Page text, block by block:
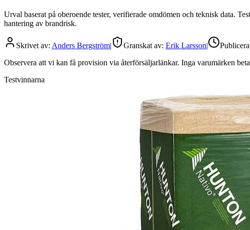
Urval baserat på oberoende tester, verifierade omdömen och teknisk data.
hantering av brandrisk.
Skrivet av: Anders Bergström| Granskat av: Erik Larsson|
Observera att vi kan få provision via återförsäljarlänkar. Inga varumärken
Testvinnarna